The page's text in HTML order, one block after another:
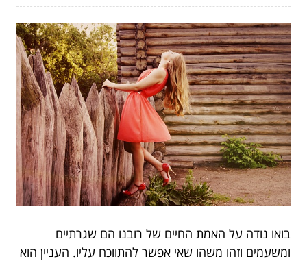
בואו נודה על האמת החיים של רובנו הם שגרתיים
ומשעמים וזהו משהו שאי אפשר להתווכח עליו. העניין הוא